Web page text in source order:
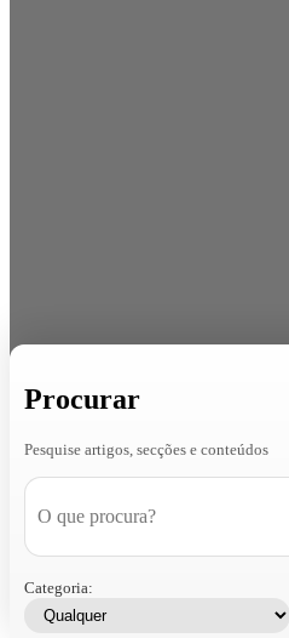
Procurar
Pesquise artigos, secções e conteúdos
Categoria: